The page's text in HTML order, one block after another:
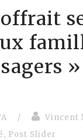
»
/ Vincent
, Post Slider